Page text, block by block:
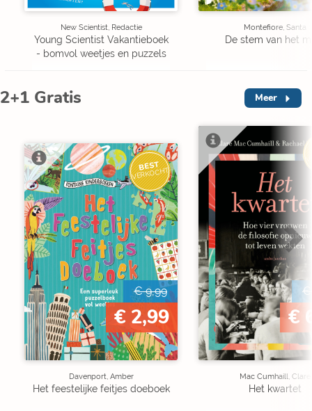
New Scientist, Redactie
Young Scientist Vakantieboek
- bomvol weetjes en puzzels
Montefiore, Santa
De stem van het
2+1 Gratis Meer
BEST
VERKOCHT
€ 9,99
€ 2,99
Davenport, Amber
Het feestelijke feitjes doeboek
€
€
Mac Cumhaill, Clare
Het kwartet